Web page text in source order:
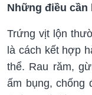
Những điều
Trứng vịt lộn
là cách kết hợp
thể. Rau răm,
ấm bụng, chống